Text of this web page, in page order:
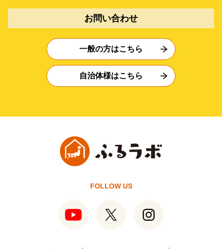
お問い合わせ
一般の方はこちら
自治体様はこちら
FOLLOW US